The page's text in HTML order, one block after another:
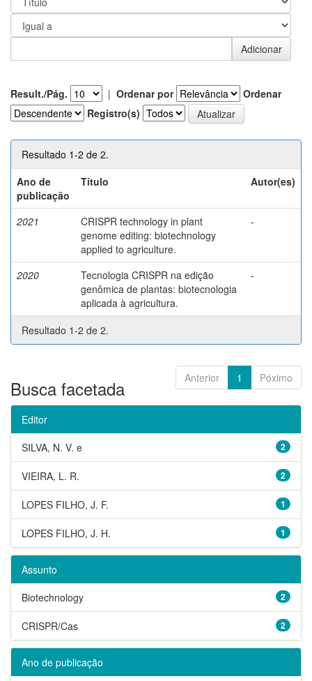
Result./Pág. | Ordenar por
Ordenar
Registro(s)
Resultado 1-2 de 2.
Ano de
publicação
Título Autor(es)
2021
CRISPR technology in plant
genome editing: biotechnology
applied to agriculture.
-
2020
Tecnologia CRISPR na edição
genômica de plantas: biotecnologia
aplicada à agricultura.
-
Resultado 1-2 de 2.
Anterior 1 Póximo
Busca facetada
Editor
2
SILVA, N. V. e
2
VIEIRA, L. R.
1
LOPES FILHO, J. F.
1
LOPES FILHO, J. H.
Assunto
2
Biotechnology
2
CRISPR/Cas
Ano de publicação